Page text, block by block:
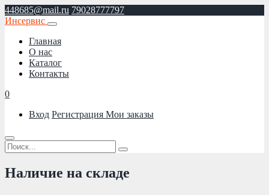
448685@mail.ru 79028777797
Инсервис
Главная
О нас
Каталог
Контакты
0
Вход Регистрация Мои заказы
Наличие на складе